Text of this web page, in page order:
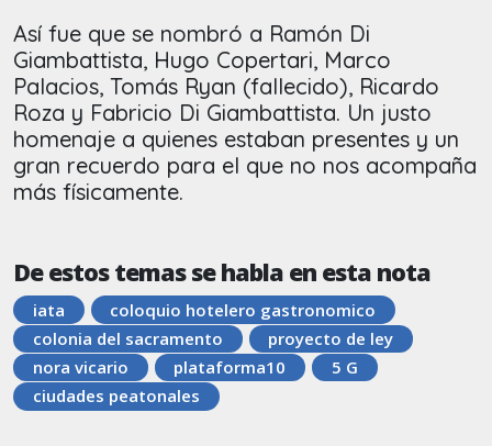
Así fue que se nombró a Ramón Di
Giambattista, Hugo Copertari, Marco
Palacios, Tomás Ryan (fallecido), Ricardo
Roza y Fabricio Di Giambattista. Un justo
homenaje a quienes estaban presentes y un
gran recuerdo para el que no nos acompaña
más físicamente.
De estos temas se habla en esta nota
iata
coloquio hotelero gastronomico
colonia del sacramento
proyecto de ley
nora vicario
plataforma10
5 G
ciudades peatonales